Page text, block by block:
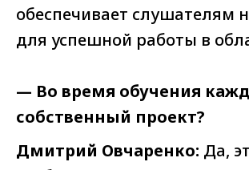
обеспечивает слушателям
для успешной работы в
— Во время обучения
собственный проект?
Дмитрий Овчаренко: Да,